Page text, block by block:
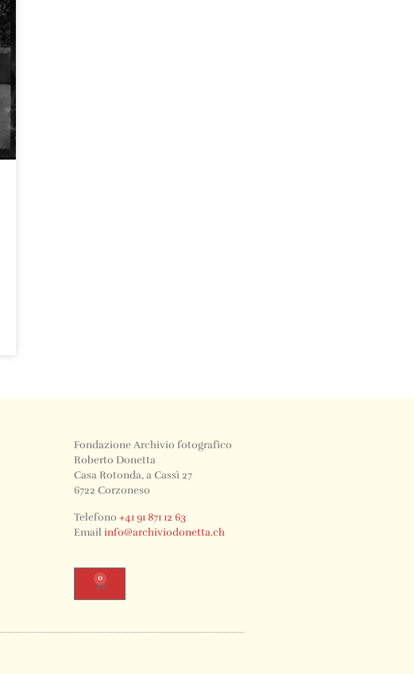
Fondazione Archivio fotografico
Roberto Donetta
Casa Rotonda, a Cassì 27
6722 Corzoneso
Telefono +41 91 871 12 63
Email info@archiviodonetta.ch
0